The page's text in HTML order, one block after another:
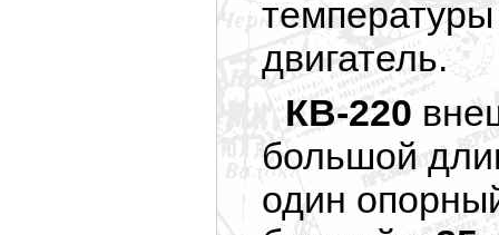
двигатель.
КВ-220
большой
один